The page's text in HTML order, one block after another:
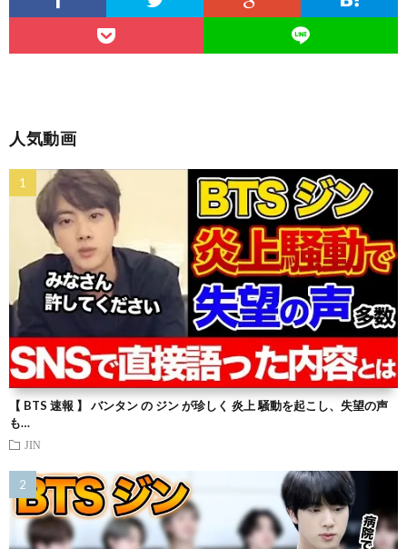
人気動画
【 BTS 速報 】 バンタン の ジン が珍しく 炎上 騒動を起こし、失望の声
も…
JIN